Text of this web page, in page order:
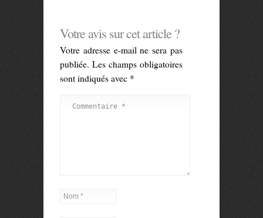
Votre avis sur cet article ?
Votre adresse e-mail ne sera pas
publiée. Les champs obligatoires
sont indiqués avec *